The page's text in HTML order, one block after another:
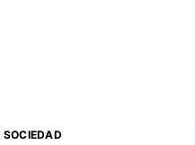
SOCIEDAD